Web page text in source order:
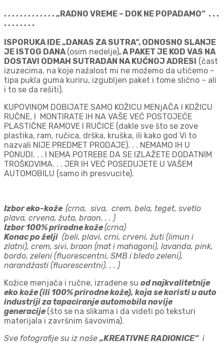
. . . . . . . . . . . . . „RADNO VREME – DOK NE POPADAMO“ . . .
. . . . . . . .
ISPORUKA IDE „DANAS ZA SUTRA“, ODNOSNO SLANJE
JE ISTOG DANA (osim nedelje), A PAKET JE KOD VAS NA
DOSTAVI ODMAH SUTRADAN NA KUĆNOJ ADRESI (čast
izuzecima, na koje nažalost mi ne možemo da utičemo –
tipa pukla guma kuriru, izgubljen paket i tome slično – ali
i to se da rešiti).
KUPOVINOM DOBIJATE SAMO KOŽICU MENjAČA I KOŽICU
RUČNE, I MONTIRATE IH NA VAŠE VEĆ POSTOJEĆE
PLASTIČNE RAMOVE I RUČICE (dakle sve što se zove
plastika, ram, ručica, drška, kruška, ili kako god Vi to
nazvali NIJE PREDMET PRODAJE). . . NEMAMO IH U
PONUDI. . . I NEMA POTREBE DA SE IZLAŽETE DODATNIM
TROŠKOVIMA. . . JER IH VEĆ POSEDUJETE U VAŠEM
AUTOMOBILU (samo ih presvucite).
Izbor eko-kože (crna, siva, crem, bela, teget, svetlo
plava, crvena, žuta, braon. . . )
Izbor 100% prirodne kože(crna)
Konac po želji (beli, plavi, crni, crveni, žuti (limun i
zlatni), crem, sivi, braon (mat i mahagoni), lavanda, pink,
bordo, zeleni (fluorescentni, SMB i bledo zeleni),
narandžasti (fluorescentni). . . )
Kožice menjača i ručne, izrađene su od najkvalitetnije
eko kože (ili 100% prirodne kože), koja se koristi u auto
industriji za tapaciranje automobila novije
generacije (što se na slikama i da videti po teksturi
materijala i završnim šavovima).
Sve fotografije su iz naše „KREATIVNE RADIONICE“i